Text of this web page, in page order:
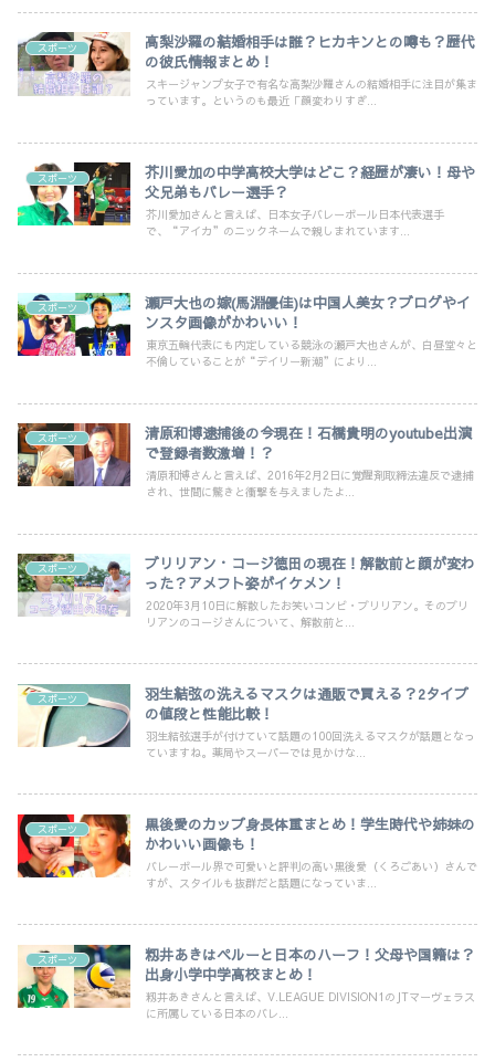
スポーツ
高梨沙羅の結婚相手は誰？ヒカキンとの噂も？歴代
の彼氏情報まとめ！
スキージャンプ女子で有名な高梨沙羅さんの結婚相手に注目が集ま
っています。というのも最近「顔変わりすぎ...
スポーツ
芥川愛加の中学高校大学はどこ？経歴が凄い！母や
父兄弟もバレー選手？
芥川愛加さんと言えば、日本女子バレーボール日本代表選手
で、“アイカ”のニックネームで親しまれています...
スポーツ
瀬戸大也の嫁(馬淵優佳)は中国人美女？ブログやイ
ンスタ画像がかわいい！
東京五輪代表にも内定している競泳の瀬戸大也さんが、白昼堂々と
不倫していることが“デイリー新潮”により...
スポーツ
清原和博逮捕後の今現在！石橋貴明のyoutube出演
で登録者数激増！？
清原和博さんと言えば、2016年2月2日に覚醒剤取締法違反で逮捕
され、世間に驚きと衝撃を与えましたよ...
スポーツ
ブリリアン・コージ徳田の現在！解散前と顔が変わ
った？アメフト姿がイケメン！
2020年3月10日に解散したお笑いコンビ・ブリリアン。そのブリ
リアンのコージさんについて、解散前と...
スポーツ
羽生結弦の洗えるマスクは通販で買える？2タイプ
の値段と性能比較！
羽生結弦選手が付けていて話題の100回洗えるマスクが話題となっ
ていますね。薬局やスーパーでは見かけな...
スポーツ
黒後愛のカップ身長体重まとめ！学生時代や姉妹の
かわいい画像も！
バレーボール界で可愛いと評判の高い黒後愛（くろごあい）さんで
すが、スタイルも抜群だと話題になっていま...
スポーツ
籾井あきはペルーと日本のハーフ！父母や国籍は？
出身小学中学高校まとめ！
籾井あきさんと言えば、V.LEAGUE DIVISION1のJTマーヴェラス
に所属している日本のバレ...